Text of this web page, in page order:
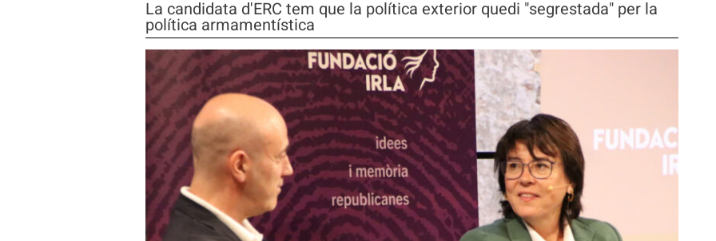
La candidata d'ERC tem que la política exterior quedi "segrestada" per la
política armamentística